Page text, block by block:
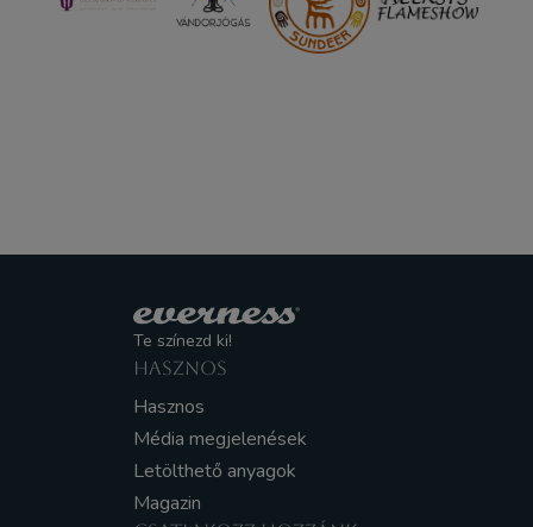
Te színezd ki!
HASZNOS
Hasznos
Média megjelenések
Letölthető anyagok
Magazin